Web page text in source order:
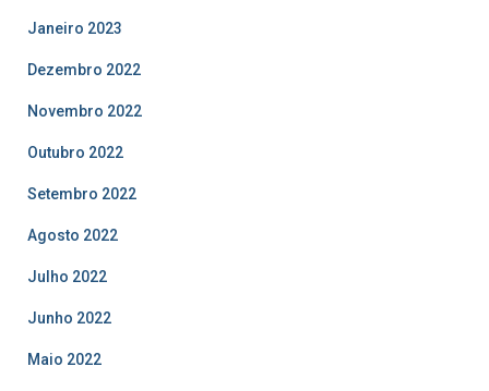
Janeiro 2023
Dezembro 2022
Novembro 2022
Outubro 2022
Setembro 2022
Agosto 2022
Julho 2022
Junho 2022
Maio 2022